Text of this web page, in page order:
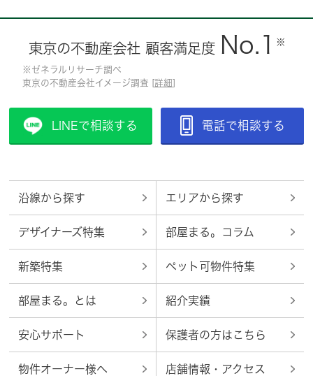
東京の不動産会社 顧客満足度 No.1 ※
※ゼネラルリサーチ調べ
東京の不動産会社イメージ調査 [ 詳細
LINEで相談する 電話で相談する
沿線から探す エリアから探す
デザイナーズ特集 部屋まる。コラム
新築特集 ペット可物件特集
部屋まる。とは 紹介実績
安心サポート 保護者の方はこちら
物件オーナー様へ 店舗情報・アクセス